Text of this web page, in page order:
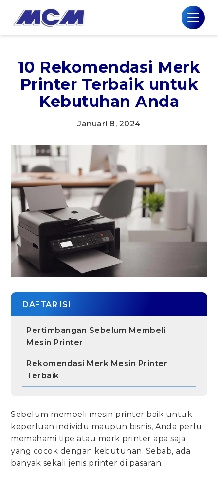
10 Rekomendasi Merk
Printer Terbaik untuk
Kebutuhan Anda
Januari 8, 2024
DAFTAR ISI
Pertimbangan Sebelum Membeli
Mesin Printer
Rekomendasi Merk Mesin Printer
Terbaik
Sebelum membeli mesin printer baik untuk
keperluan individu maupun bisnis, Anda perlu
memahami tipe atau merk printer apa saja
yang cocok dengan kebutuhan. Sebab, ada
banyak sekali jenis printer di pasaran.